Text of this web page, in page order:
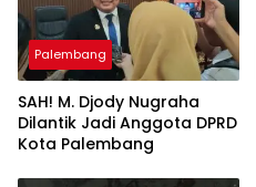
Palembang
SAH! M. Djody Nugraha
Dilantik Jadi Anggota DPRD
Kota Palembang